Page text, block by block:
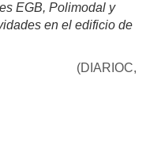
EGB, Polimodal y
en el edificio de
(DIARIOC,